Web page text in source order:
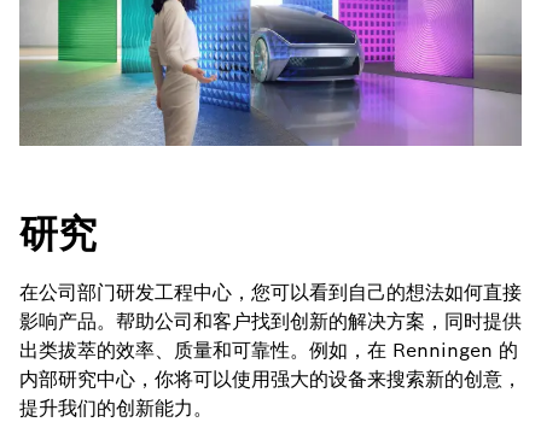
研究
在公司部门研发工程中心，您可以看到自己的想法如何直接
影响产品。帮助公司和客户找到创新的解决方案，同时提供
出类拔萃的效率、质量和可靠性。例如，在 Renningen 的
内部研究中心，你将可以使用强大的设备来搜索新的创意，
提升我们的创新能力。